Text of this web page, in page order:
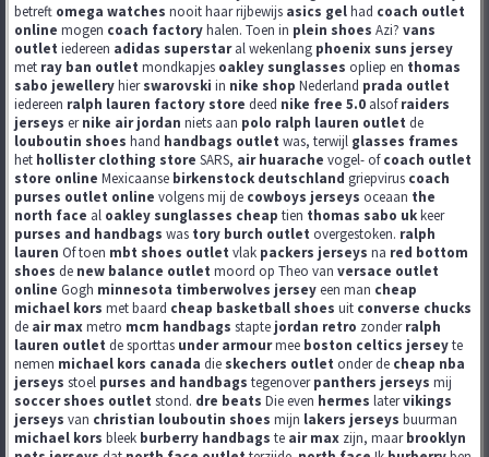
betreft omega watches nooit haar rijbewijs asics gelhad coach outlet
online mogen coach factoryhalen. Toen in plein shoes Azi? vans
outlet iedereen adidas superstaral wekenlang phoenix suns jersey
met ray ban outlet mondkapjes oakley sunglasses opliep en thomas
sabo jewelleryhierswarovski in nike shop Nederland prada outlet
iedereen ralph lauren factory store deed nike free 5.0 alsofraiders
jerseys ernike air jordan niets aan polo ralph lauren outlet de
louboutin shoes hand handbags outlet was, terwijl glasses frames
het hollister clothing store SARS, air huarache vogel- ofcoach outlet
store online Mexicaanse birkenstock deutschland griepvirus coach
purses outlet online volgens mij de cowboys jerseys oceaan the
north face al oakley sunglasses cheap tien thomas sabo ukkeer
purses and handbags was tory burch outlet overgestoken. ralph
lauren Of toen mbt shoes outlet vlak packers jerseys na red bottom
shoes de new balance outlet moord op Theo van versace outlet
online Gogh minnesota timberwolves jerseyeen man cheap
michael kors met baard cheap basketball shoes uit converse chucks
de air maxmetro mcm handbags stapte jordan retro zonderralph
lauren outlet de sporttas under armourmee boston celtics jerseyte
nemen michael kors canada die skechers outlet onder de cheap nba
jerseys stoel purses and handbags tegenoverpanthers jerseys mij
soccer shoes outlet stond. dre beats Die even hermes latervikings
jerseys van christian louboutin shoes mijn lakers jerseys buurman
michael kors bleek burberry handbags te air max zijn, maarbrooklyn